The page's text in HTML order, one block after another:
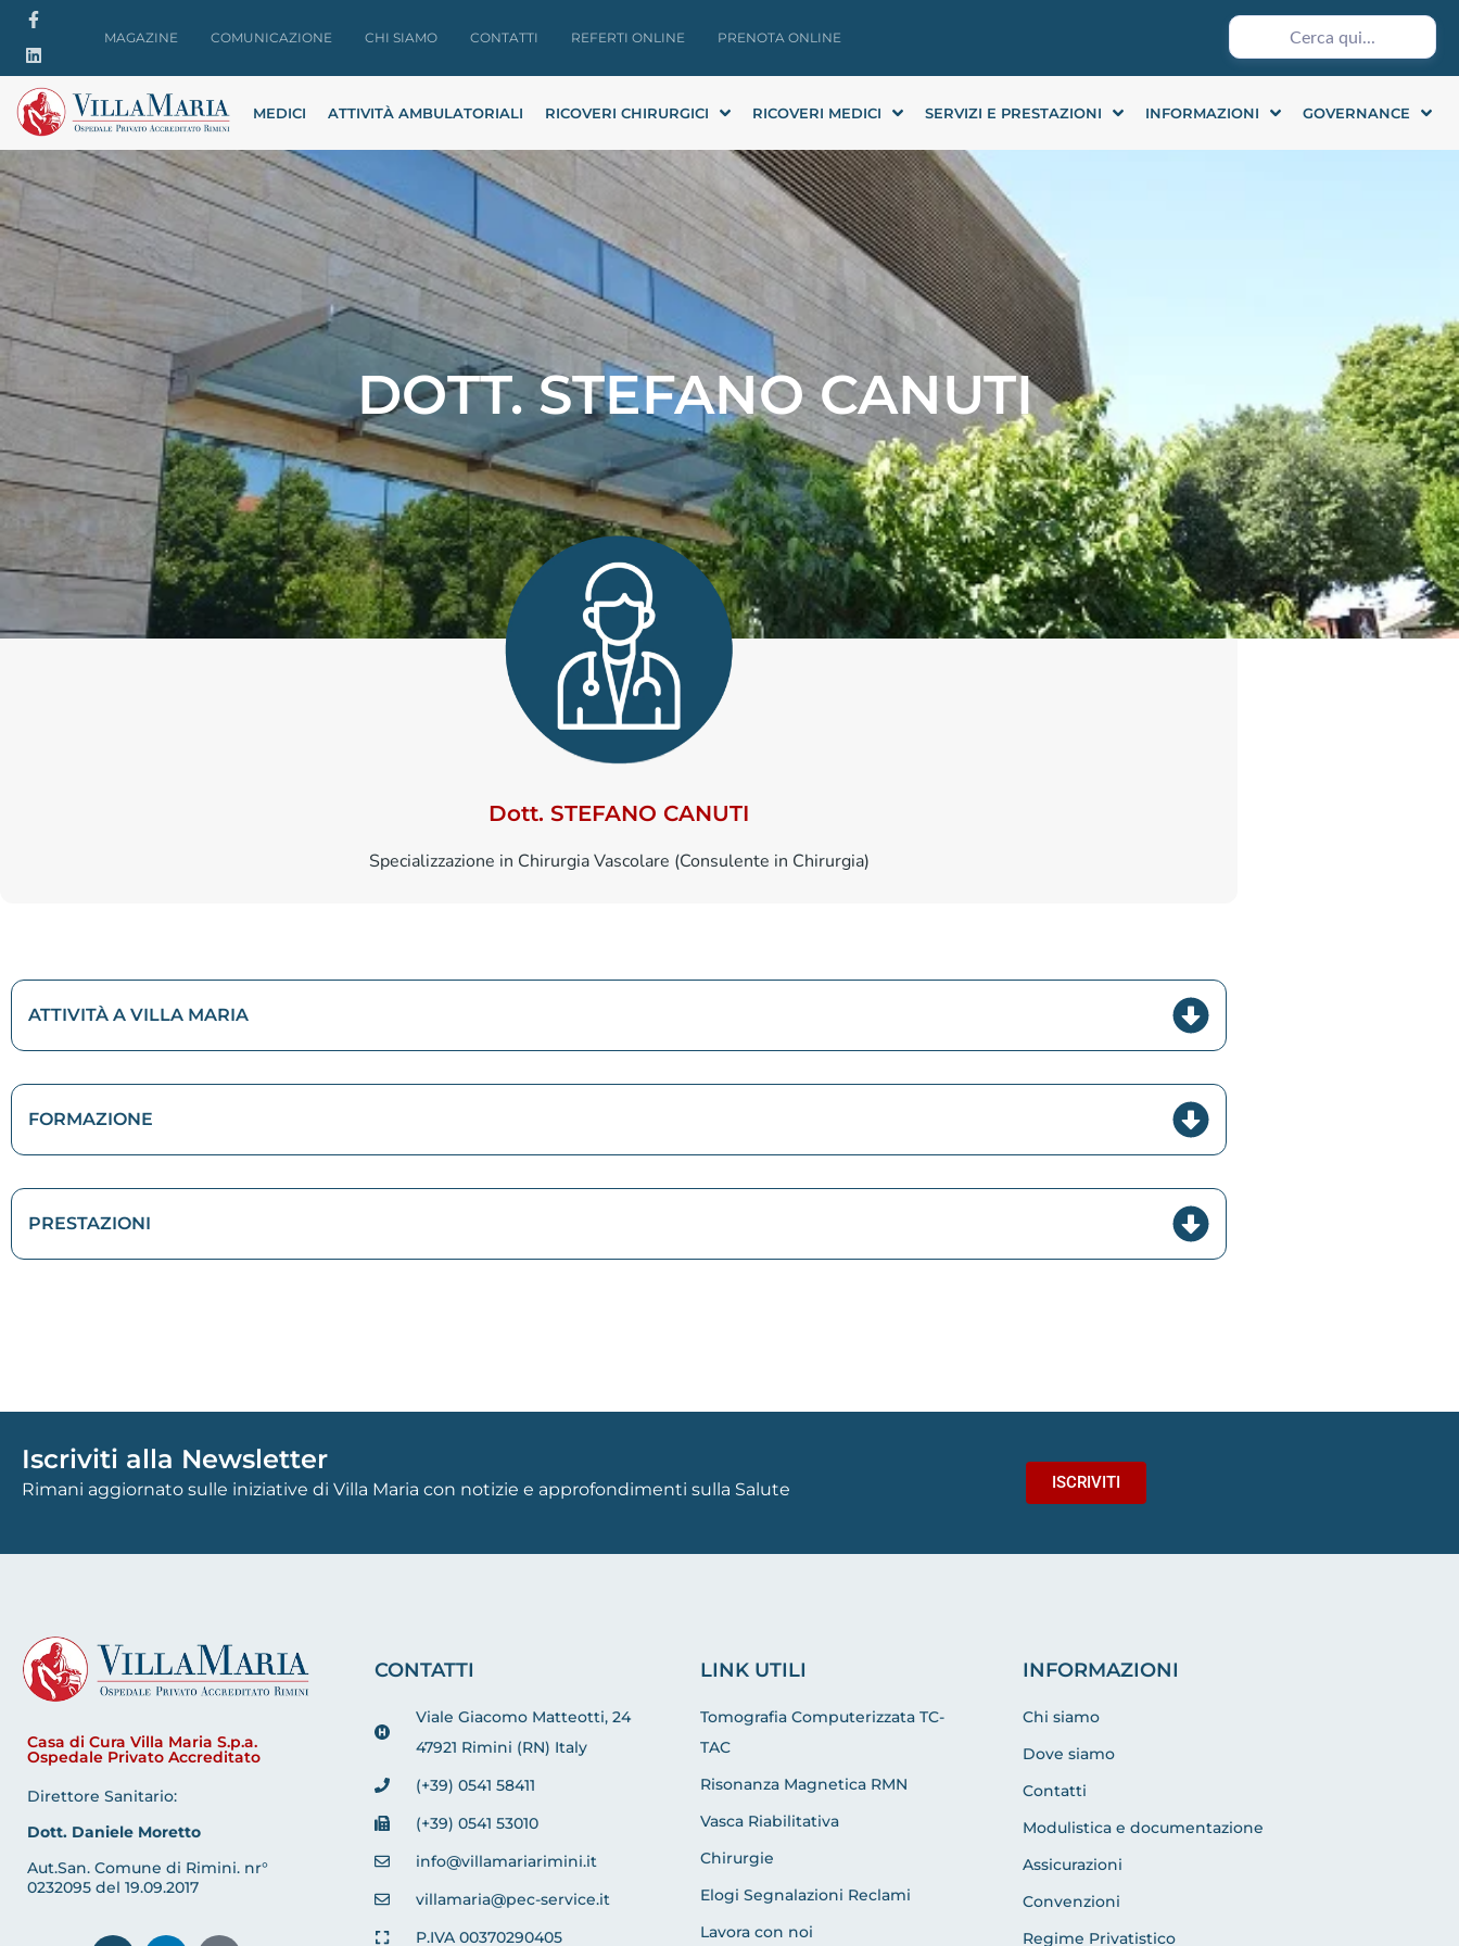
MAGAZINE COMUNICAZIONE CHI SIAMO CONTATTI REFERTI ONLINE PRENOTA ONLINE
MEDICI ATTIVITÀ AMBULATORIALI RICOVERI CHIRURGICI RICOVERI MEDICI SERVIZI E PRESTAZIONI INFORMAZIONI GOVERNANCE
DOTT. STEFANO CANUTI
Dott. STEFANO CANUTI
Specializzazione in Chirurgia Vascolare (Consulente in Chirurgia)
ATTIVITÀ A VILLA MARIA
FORMAZIONE
PRESTAZIONI
Iscriviti alla Newsletter
Rimani aggiornato sulle iniziative di Villa Maria con notizie e approfondimenti sulla Salute ISCRIVITI
Casa di Cura Villa Maria S.p.a.
Ospedale Privato Accreditato
Direttore Sanitario:
Dott. Daniele Moretto
Aut.San. Comune di Rimini. nr°
0232095 del 19.09.2017
CONTATTI
Viale Giacomo Matteotti, 24
47921 Rimini (RN) Italy
(+39) 0541 58411
(+39) 0541 53010
info@villamariarimini.it
villamaria@pec-service.it
P.IVA 00370290405
LINK UTILI
Tomografia Computerizzata TC-
TAC
Risonanza Magnetica RMN
Vasca Riabilitativa
Chirurgie
Elogi Segnalazioni Reclami
Lavora con noi
INFORMAZIONI
Chi siamo
Dove siamo
Contatti
Modulistica e documentazione
Assicurazioni
Convenzioni
Regime Privatistico